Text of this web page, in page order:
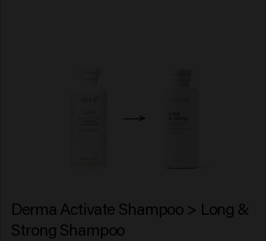
Derma Activate Shampoo > Long &
Strong Shampoo